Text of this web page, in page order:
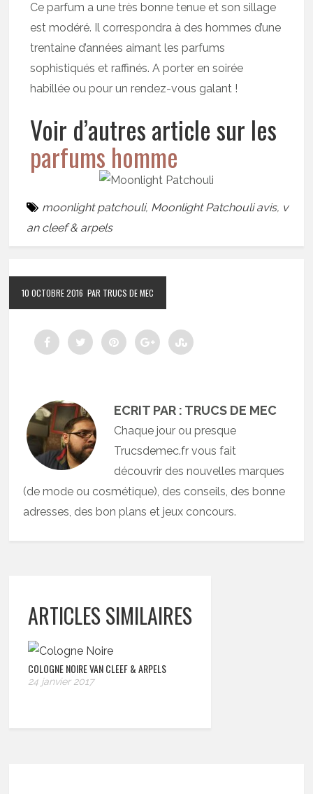
Ce parfum a une très bonne tenue et son sillage
est modéré. Il correspondra à des hommes d’une
trentaine d’années aimant les parfums
sophistiqués et raffinés. A porter en soirée
habillée ou pour un rendez-vous galant !
Voir d’autres article sur les
parfums homme
moonlight patchouli, Moonlight Patchouli avis, v
an cleef & arpels
10 OCTOBRE 2016 PAR TRUCS DE MEC
ECRIT PAR : TRUCS DE MEC
Chaque jour ou presque
Trucsdemec.fr vous fait
découvrir des nouvelles marques
(de mode ou cosmétique), des conseils, des bonne
adresses, des bon plans et jeux concours.
ARTICLES SIMILAIRES
COLOGNE NOIRE VAN CLEEF & ARPELS
24 janvier 2017